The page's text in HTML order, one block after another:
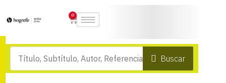
0
Buscar